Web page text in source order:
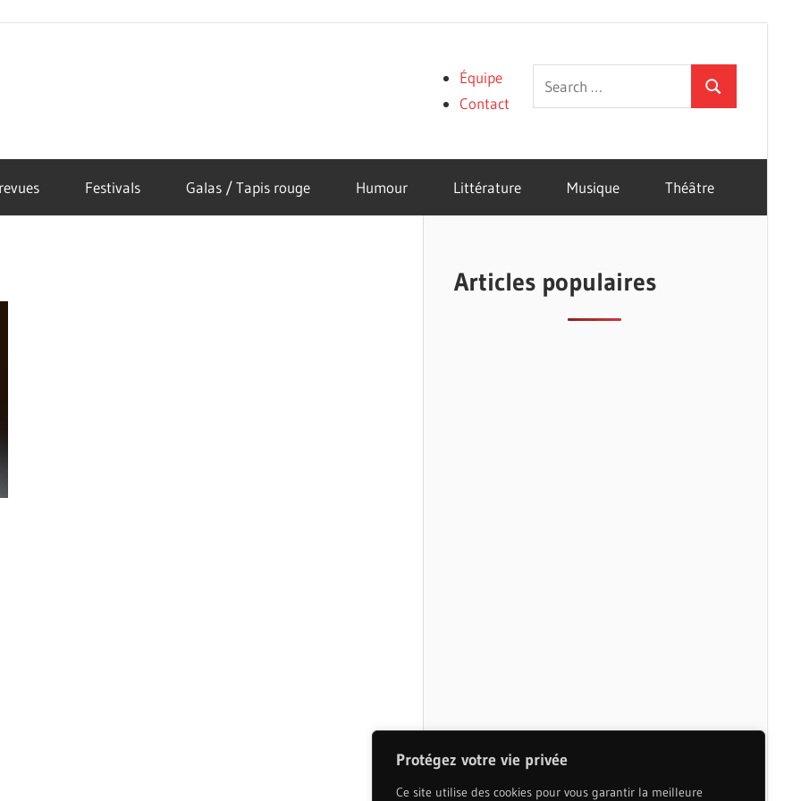
Protégez votre vie privée
Ce site utilise des cookies pour vous garantir la meilleure
Search
for:
Search
Équipe
Contact
Festivals Galas / Tapis rouge Humour Littérature Musique Théâtre
Articles populaires